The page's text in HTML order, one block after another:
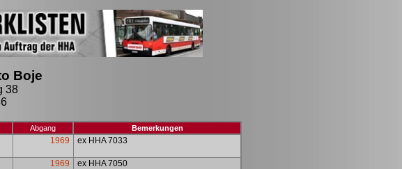
Boje
38
Abgang Bemerkungen
1969 ex HHA 7033
1969 ex HHA 7050